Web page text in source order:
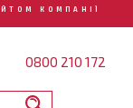
КОМПАНІЇ
0800 210 172